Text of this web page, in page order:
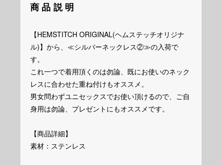
商品説明
【HEMSTITCH ORIGINAL(ヘムステッチオリジナ
ル)】から、≪シルバーネックレス②≫の入荷で
す。
これ一つで着用頂くのは勿論、既にお使いのネック
レスに合わせた重ね付けもオススメ。
男女問わずユニセックスでお使い頂けるので、ご自
身用は勿論、プレゼントにもオススメです。
【商品詳細】
素材：ステンレス